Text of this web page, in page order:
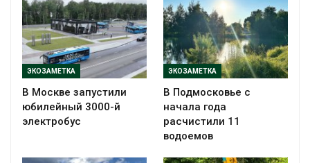
ЭКОЗАМЕТКА
В Москве запустили
юбилейный 3000-й
электробус
ЭКОЗАМЕТКА
В Подмосковье с
начала года
расчистили 11
водоемов